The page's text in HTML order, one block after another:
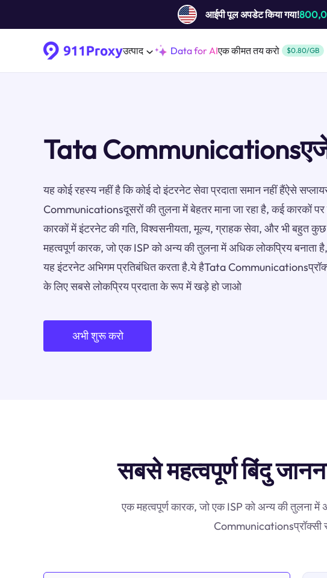
आईपी ​​पूल अपडेट किया गया!
उत्पाद Data for AIएक कीमत तय करो $0.80/GB
Tata
यह कोई रहस्य नहीं है कि कोई दो इंटरनेट सेवा प्रदाता समान नहीं हैंऐसे
Communicationsदूसरों की तुलना में बेहतर माना जा रहा है, कई कारकों पर
कारकों में इंटरनेट की गति, विश्वसनीयता, मूल्य, ग्राहक सेवा, और भी बहुत
महत्वपूर्ण कारक, जो एक ISP को अन्य की तुलना में अधिक लोकप्रिय बनाता
यह इंटरनेट अभिगम प्रतिबंधित करता है.ये हैTata
के लिए सबसे लोकप्रिय प्रदाता के रूप में खड़े हो जाओ
अभी शुरू करो
सबसे महत्वपूर्ण बिंदु
एक महत्वपूर्ण कारक, जो एक ISP को अन्य की तुलना में
Communicationsप्रॉक्सी